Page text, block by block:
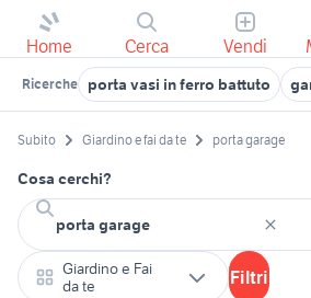
Home Cerca Vendi
Ricerche porta vasi in ferro battuto
Subito Giardino e fai da te porta garage
Cosa cerchi?
Giardino e Fai
da te
Filtri